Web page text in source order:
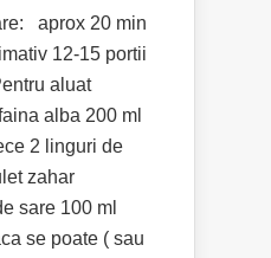
aprox 20 min
12-15 portii
aluat
alba 200 ml
2 linguri de
zahar
sare 100 ml
se poate ( sau